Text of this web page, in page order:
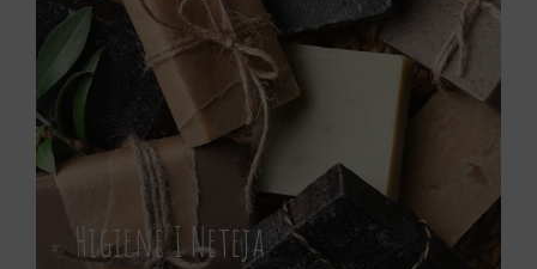
Higiene I Neteja